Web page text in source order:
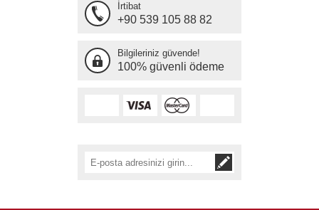
İrtibat
+90 539 105 88 82
Bilgileriniz güvende!
100% güvenli ödeme